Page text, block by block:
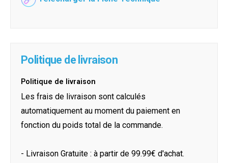
Politique de livraison
Politique de livraison
Les frais de livraison sont calculés
automatiquement au moment du paiement en
fonction du poids total de la commande.
- Livraison Gratuite : à partir de 99.99€ d'achat.